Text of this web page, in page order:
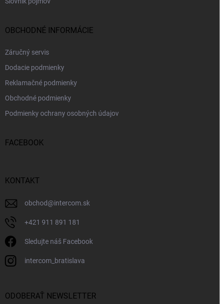
OBCHODNÉ INFORMÁCIE
Záručný servis
Dodacie podmienky
Reklamačné podmienky
Obchodné podmienky
Podmienky ochrany osobných údajov
FACEBOOK
KONTAKT
obchod@intercom.sk
+421 911 891 181
Sledujte náš Facebook
intercom_bratislava
ODOBERAŤ NEWSLETTER